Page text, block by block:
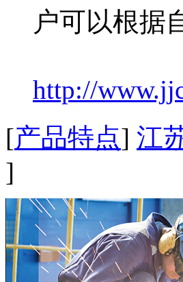
户可以根据
http://
[产品特点] 江
]